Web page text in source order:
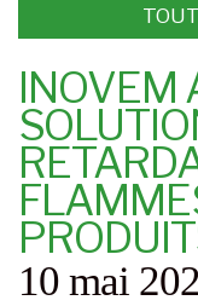
INOVEM
10 mai